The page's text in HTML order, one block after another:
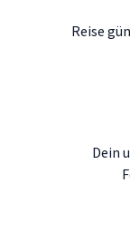
Reise
Dein